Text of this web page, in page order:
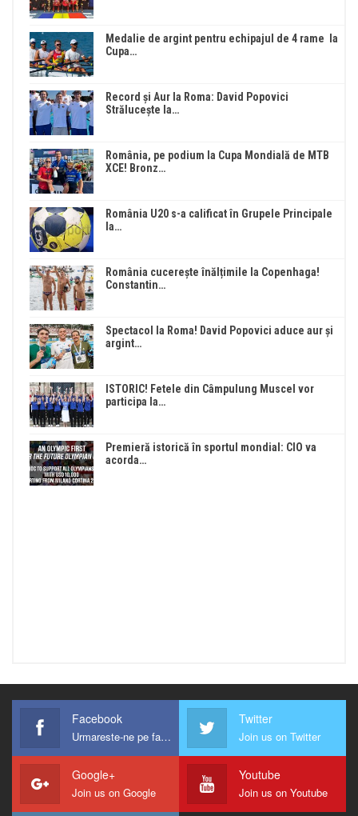
Medalie de argint pentru echipajul de 4 rame la
Cupa…
Record și Aur la Roma: David Popovici
Strălucește la…
România, pe podium la Cupa Mondială de MTB
XCE! Bronz…
România U20 s-a calificat în Grupele Principale
la…
România cucerește înălțimile la Copenhaga!
Constantin…
Spectacol la Roma! David Popovici aduce aur și
argint…
ISTORIC! Fetele din Câmpulung Muscel vor
participa la…
Premieră istorică în sportul mondial: CIO va
acorda…
Facebook
Urmareste-ne pe facebook !
Twitter
Join us on Twitter
Google+
Join us on Google
Youtube
Join us on Youtube